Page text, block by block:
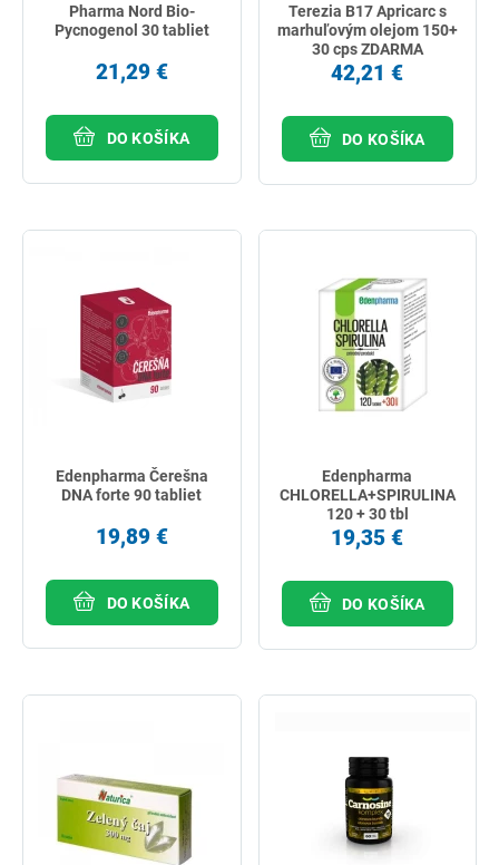
Pharma Nord Bio-
Pycnogenol 30 tabliet
21,29 €
DO KOŠÍKA
Terezia B17 Apricarc s
marhuľovým olejom 150+
30 cps ZDARMA
42,21 €
DO KOŠÍKA
Edenpharma Čerešna
DNA forte 90 tabliet
19,89 €
DO KOŠÍKA
Edenpharma
CHLORELLA+SPIRULINA
120 + 30 tbl
19,35 €
DO KOŠÍKA